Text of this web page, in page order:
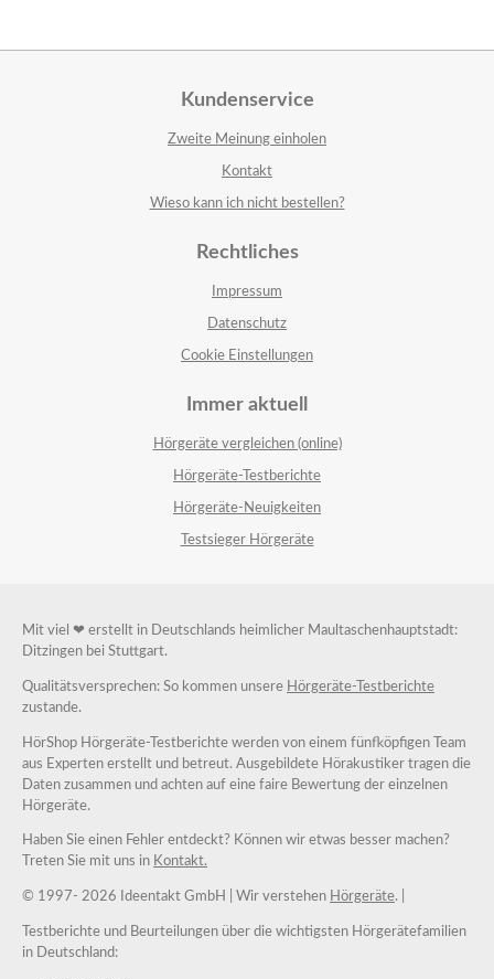
Kundenservice
Zweite Meinung einholen
Kontakt
Wieso kann ich nicht bestellen?
Rechtliches
Impressum
Datenschutz
Cookie Einstellungen
Immer aktuell
Hörgeräte vergleichen (online)
Hörgeräte-Testberichte
Hörgeräte-Neuigkeiten
Testsieger Hörgeräte
Mit viel ❤ erstellt in Deutschlands heimlicher Maultaschenhauptstadt:
Ditzingen bei Stuttgart.
Qualitätsversprechen: So kommen unsere Hörgeräte-Testberichte
zustande.
HörShop Hörgeräte-Testberichte werden von einem fünfköpfigen Team
aus Experten erstellt und betreut. Ausgebildete Hörakustiker tragen die
Daten zusammen und achten auf eine faire Bewertung der einzelnen
Hörgeräte.
Haben Sie einen Fehler entdeckt? Können wir etwas besser machen?
Treten Sie mit uns in Kontakt.
© 1997- 2026 Ideentakt GmbH | Wir verstehen Hörgeräte. |
Testberichte und Beurteilungen über die wichtigsten Hörgerätefamilien
in Deutschland: